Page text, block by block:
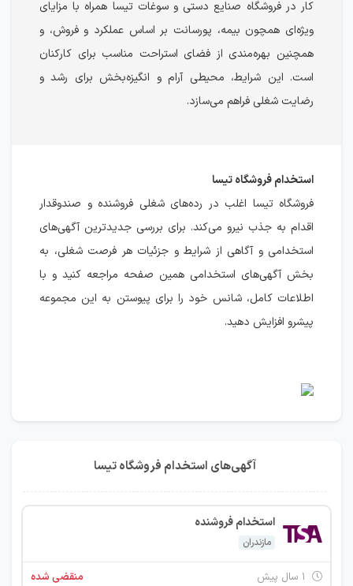
کار در فروشگاه صنایع دستی و سوغات تیسا همراه با مزایای
ویژه‌ای همچون بیمه، پورسانت بر اساس عملکرد و فروش، و
همچنین بهره‌مندی از فضای استراحت مناسب برای کارکنان
است. این شرایط، محیطی آرام و انگیزه‌بخش برای رشد و
رضایت شغلی فراهم می‌سازد.
استخدام فروشگاه تیسا
فروشگاه تیسا اغلب در رده‌های شغلی فروشنده و صندوقدار
اقدام به جذب نیرو می‌کند. برای بررسی جدیدترین آگهی‌های
استخدامی و آگاهی از شرایط و جزئیات هر فرصت شغلی، به
بخش آگهی‌های استخدامی همین صفحه مراجعه کنید و با
اطلاعات کامل، شانس خود را برای پیوستن به این مجموعه
پیشرو افزایش دهید.
آگهی‌های استخدام فروشگاه تیسا
استخدام فروشنده
مازندران
منقضی شده